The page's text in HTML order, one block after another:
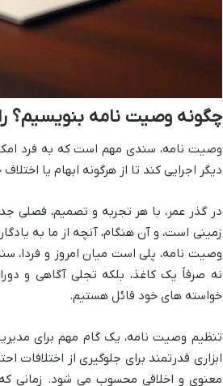
چگونه وصیت نامه بنویسیم؟
وصیت نامه، سندی مهم است که به فرد
دیگر اجرایی کند تا از هرگونه ابهام یا
در گذر عمر، با هر تجربه و تصمیم، فصلی
زمینی است، و آن هنگام، آنچه از ما به
وصیت نامه، پلی است میان امروز و
نه صرفاً یک کاغذ، بلکه تجلی آگاهی و
خواسته های خود قائل هستیم.
تنظیم وصیت نامه، یک گام مهم برای
ابزاری قدرتمند برای جلوگیری از اختلافات
معنوی و اخلاقی محسوب می شود. زمانی